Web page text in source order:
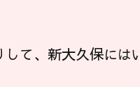
て、新大久保には